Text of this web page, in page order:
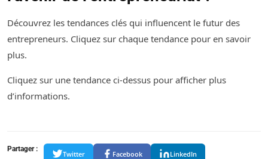
Découvrez les tendances clés qui influencent le futur des
entrepreneurs. Cliquez sur chaque tendance pour en savoir
plus.
Cliquez sur une tendance ci-dessus pour afficher plus
d’informations.
Partager :
Twitter Facebook LinkedIn